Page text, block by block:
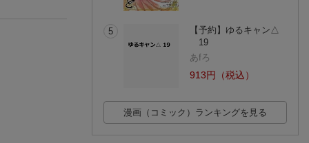
5
【予約】ゆるキャン△
19
あfろ
913円（税込）
漫画（コミック）ランキングを見る